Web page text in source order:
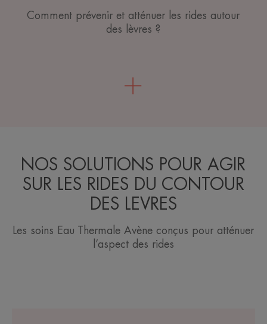
Comment prévenir et atténuer les rides autour
des lèvres ?
NOS SOLUTIONS POUR AGIR
SUR LES RIDES DU CONTOUR
DES LEVRES
Les soins Eau Thermale Avène conçus pour atténuer
l’aspect des rides